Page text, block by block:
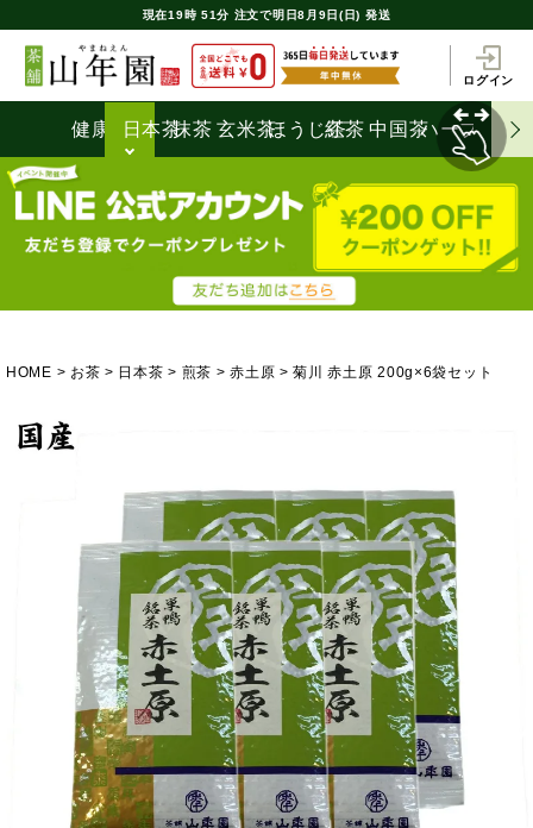
現在19時 51分 注文で明日8月9日(日) 発送
ログイン
健康茶日本茶抹茶 玄米茶ほうじ茶
紅茶 中国茶ハーブティ
HOME お茶 日本茶 煎茶 赤土原 菊川 赤土原 200g×6袋セット